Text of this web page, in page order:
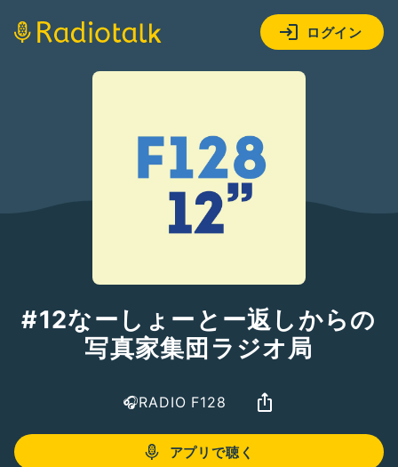
ログイン
#12なーしょーとー返しからの
写真家集団ラジオ局
🎧RADIO F128
アプリで聴く